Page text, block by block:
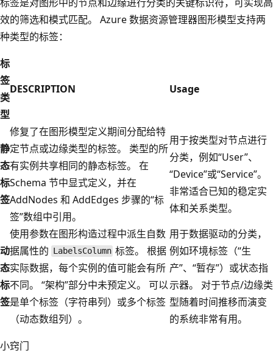
效的筛选和模式匹配。 Azure 数据资源管理器图形模型支持两
种类型的标签：
标
签
类
型
DESCRIPTION Usage
静
态
标
签
修复了在图形模型定义期间分配给特
定节点或边缘类型的标签。 类型的所
有实例共享相同的静态标签。 在
Schema 节中显式定义，并在
AddNodes 和 AddEdges 步骤的“标
签”数组中引用。
用于按类型对节点进行
分类，例如“User”、
“Device”或“Service”。
非常适合已知的稳定实
体和关系类型。
动
态
标
签
使用参数在图形构造过程中派生自数
据属性的 LabelsColumn 标签。 根据
实际数据，每个实例的值可能会有所
不同。 “架构”部分中未预定义。 可以
是单个标签（字符串列）或多个标签
（动态数组列）。
用于数据驱动的分类，
例如环境标签（“生
产”、“暂存”）或状态指
示器。 对于节点/边缘类
型随着时间推移而演变
的系统非常有用。
小窍门